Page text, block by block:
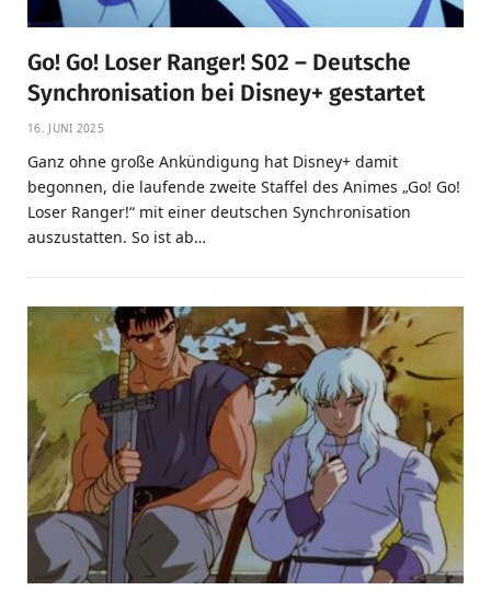
Go! Go! Loser Ranger! S02 – Deutsche
Synchronisation bei Disney+ gestartet
16. JUNI 2025
Ganz ohne große Ankündigung hat Disney+ damit
begonnen, die laufende zweite Staffel des Animes „Go! Go!
Loser Ranger!“ mit einer deutschen Synchronisation
auszustatten. So ist ab…